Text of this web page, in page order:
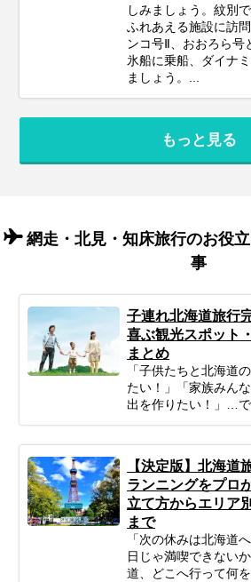
しみましょう。紋別
ふれあえる施設に訪
ンコ号Ⅱ、おおろら
氷船に乗船、ダイナ
ましょう。...
もっと見る
網走・北見・知床旅行のお役
事
子連れ北海道旅行
喜ぶ観光スポット
まとめ
「子供たちと北海道
たい！」「家族みん
出を作りたい！」…で
計画すれば、子連れ
験になります。 この
ミリーが北海道旅行
めの、計画の立て方
対喜ぶおすすめスポ
ィ、ホテル選びの秘
な持ち物や注意点ま
【決定版】北海道
ランニングをプロ
立て方からエリア
まで
「次の休みは北海道
日じゃ満喫できない
道、どこへ行って何